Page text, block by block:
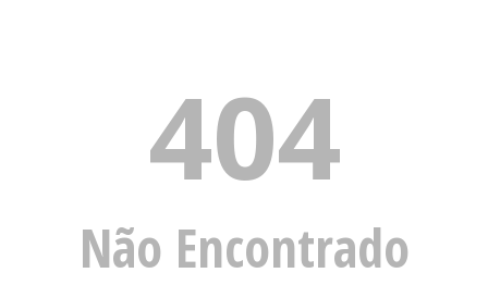
404
Não Encontrado